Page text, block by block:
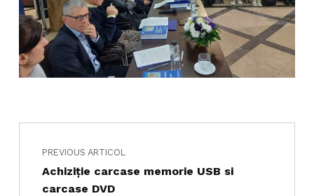
Skip back to main navigation
Navigare în articole
PREVIOUS ARTICOL
Achiziţie carcase memorie USB si
carcase DVD